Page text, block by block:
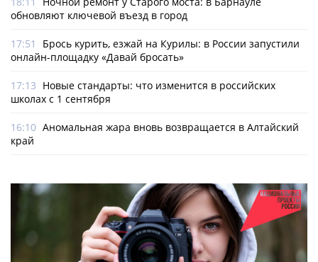
обновляют ключевой въезд в город
17:51
Брось курить, езжай на Курилы: в России запустили
онлайн-­площадку «Давай бросать»
17:13 Новые стандарты: что изменится в российских
школах с 1 сентября
16:10 Аномальная жара вновь возвращается в Алтайский
край